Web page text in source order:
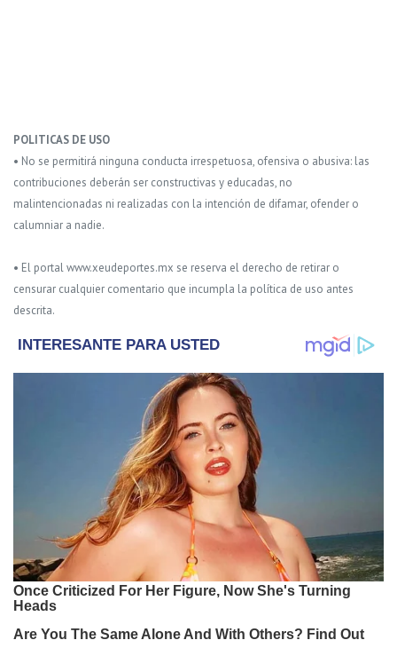
POLITICAS DE USO
• No se permitirá ninguna conducta irrespetuosa, ofensiva o abusiva: las
contribuciones deberán ser constructivas y educadas, no
malintencionadas ni realizadas con la intención de difamar, ofender o
calumniar a nadie.
• El portal www.xeudeportes.mx se reserva el derecho de retirar o
censurar cualquier comentario que incumpla la política de uso antes
descrita.